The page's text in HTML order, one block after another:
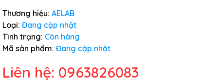
Thương hiệu: AELAB
Loại: Đang cập nhật
Tình trạng: Còn hàng
Mã sản phẩm: Đang cập nhật
Liên hệ: 0963826083